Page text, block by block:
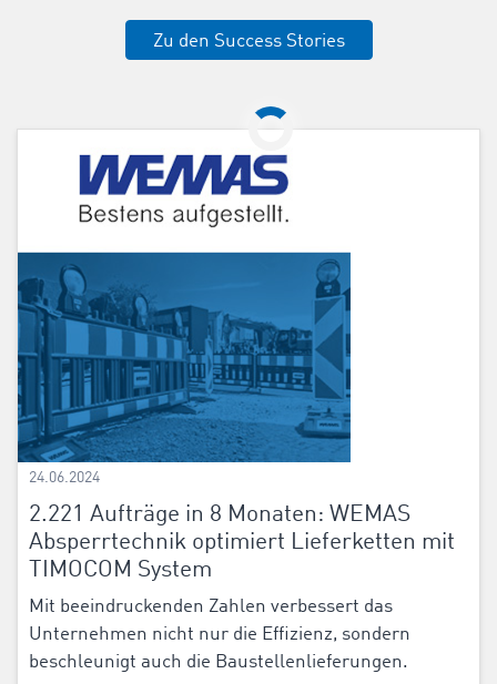
Zu den Success Stories
24.06.2024
2.221 Aufträge in 8 Monaten: WEMAS
Absperrtechnik optimiert Lieferketten mit
TIMOCOM System
Mit beeindruckenden Zahlen verbessert das
Unternehmen nicht nur die Effizienz, sondern
beschleunigt auch die Baustellenlieferungen.